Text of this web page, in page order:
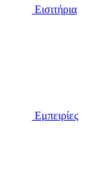
Εισιτήρια
Εμπειρίες